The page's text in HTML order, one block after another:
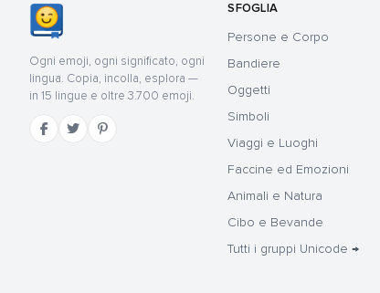
Ogni emoji, ogni significato, ogni
lingua. Copia, incolla, esplora —
in 15 lingue e oltre 3.700 emoji.
SFOGLIA
Persone e Corpo
Bandiere
Oggetti
Simboli
Viaggi e Luoghi
Faccine ed Emozioni
Animali e Natura
Cibo e Bevande
Tutti i gruppi Unicode →